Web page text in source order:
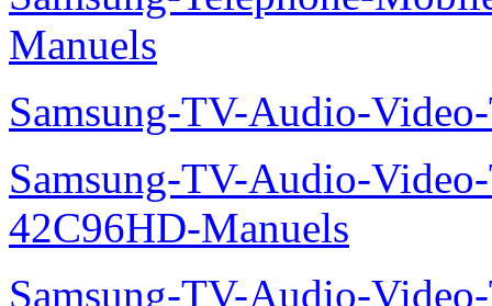
Manuels
Samsung-TV-Audio-
Samsung-TV-Audio-
42C96HD-Manuels
Samsung-TV-Audio-